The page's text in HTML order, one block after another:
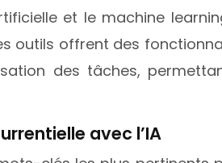
et le machine
outils offrent des
des tâches,
avec l’IA